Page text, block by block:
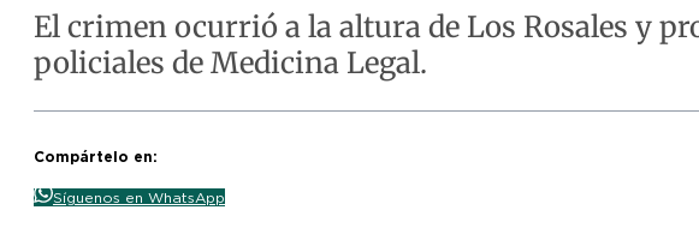
El crimen ocurrió a la altura de Los Rosales y
policiales de Medicina Legal.
Compártelo en:
Síguenos en WhatsApp